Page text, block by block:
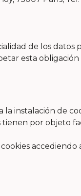
de los
esta
instalación de
tienen por objeto